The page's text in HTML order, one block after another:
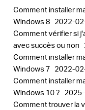
Comment installer
Windows 8 2022-
Comment vérifier si
avec succès ou non
Comment installer
Windows 7 2022-
Comment installer
Windows 10 ?
Comment trouver la